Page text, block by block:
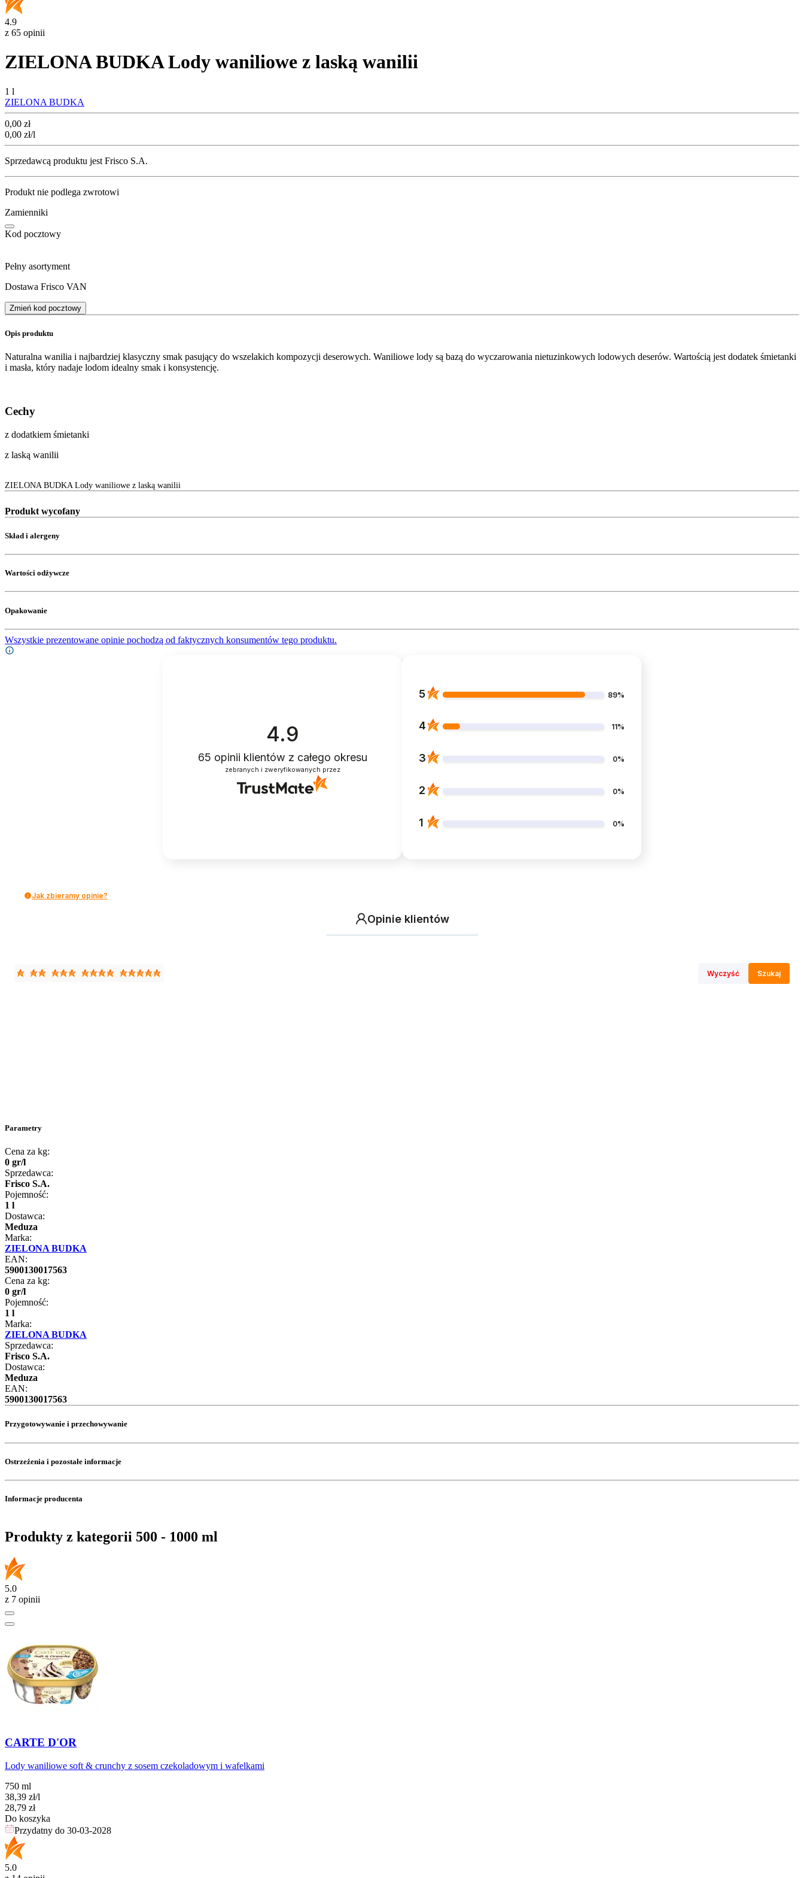
4.9
z 65 opinii
ZIELONA BUDKA Lody waniliowe z laską wanilii
1 l
ZIELONA BUDKA
Cena
0,00 zł
0,00 zł/l
Sprzedawcą produktu jest Frisco S.A.
Produkt nie podlega zwrotowi
Zamienniki
Kod pocztowy
Pełny asortyment
Dostawa Frisco VAN
Zmień kod pocztowy
Opis produktu
Naturalna wanilia i najbardziej klasyczny smak pasujący do wszelakich kompozycji deserowych. Waniliowe lody są bazą do wyczarowania nietuzinkowych lodowych deserów. Wartością jest dodatek śmietanki
i masła, który nadaje lodom idealny smak i konsystencję.
Cechy
z dodatkiem śmietanki
z laską wanilii
ZIELONA BUDKA Lody waniliowe z laską wanilii
Produkt wycofany
Skład i alergeny
Wartości odżywcze
Opakowanie
Wszystkie prezentowane opinie pochodzą od faktycznych konsumentów tego produktu.
4.9
65 opinii klientów z całego okresu
zebranych i zweryfikowanych przez
5 89%
4 11%
3 0%
2 0%
1 0%
Jak zbieramy opinie?
Opinie klientów
Wyczyść Szukaj
Parametry
Cena za kg:
0 gr/l
Sprzedawca:
Frisco S.A.
Pojemność:
1 l
Dostawca:
Meduza
Marka:
ZIELONA BUDKA
EAN:
5900130017563
Cena za kg:
0 gr/l
Pojemność:
1 l
Marka:
ZIELONA BUDKA
Sprzedawca:
Frisco S.A.
Dostawca:
Meduza
EAN:
5900130017563
Przygotowywanie i przechowywanie
Ostrzeżenia i pozostałe informacje
Informacje producenta
Produkty z kategorii 500 - 1000 ml
5.0
z 7 opinii
CARTE D'OR
Lody waniliowe soft & crunchy z sosem czekoladowym i wafelkami
750 ml
38,39 zł/l
Cena
28,79 zł
Do koszyka
Przydatny do 30-03-2028
5.0